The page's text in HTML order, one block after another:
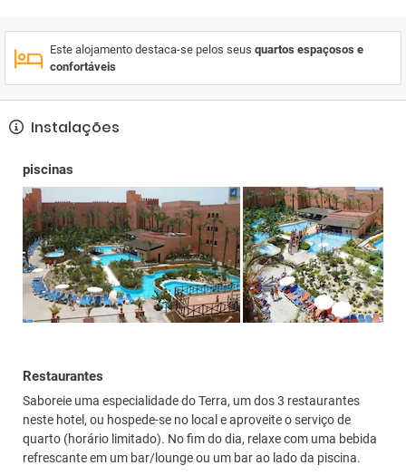
Este alojamento destaca-se pelos seus quartos espaçosos e
confortáveis
Instalações
piscinas
Restaurantes
Saboreie uma especialidade do Terra, um dos 3 restaurantes
neste hotel, ou hospede-se no local e aproveite o serviço de
quarto (horário limitado). No fim do dia, relaxe com uma bebida
refrescante em um bar/lounge ou um bar ao lado da piscina.